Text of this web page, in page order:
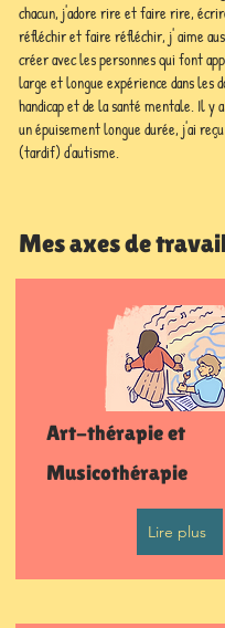
chacun, j'adore rire et faire rire,
réfléchir et faire réfléchir, j' aime
créer avec les personnes qui font
large et longue expérience dans les
handicap et de la santé mentale. Il y
un épuisement longue durée, j'ai
(tardif) d'autisme.
Mes axes de
Art-thérapie et
Musicothérapie
Lire plus